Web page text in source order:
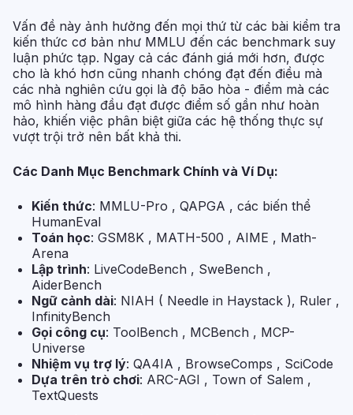
Vấn đề này ảnh hưởng đến mọi thứ từ các bài kiểm tra
kiến thức cơ bản như MMLU đến các benchmark suy
luận phức tạp. Ngay cả các đánh giá mới hơn, được
cho là khó hơn cũng nhanh chóng đạt đến điều mà
các nhà nghiên cứu gọi là độ bão hòa - điểm mà các
mô hình hàng đầu đạt được điểm số gần như hoàn
hảo, khiến việc phân biệt giữa các hệ thống thực sự
vượt trội trở nên bất khả thi.
Các Danh Mục Benchmark Chính và Ví Dụ:
Kiến thức: MMLU-Pro , QAPGA , các biến thể
HumanEval
Toán học: GSM8K , MATH-500 , AIME , Math-
Arena
Lập trình: LiveCodeBench , SweBench ,
AiderBench
Ngữ cảnh dài: NIAH ( Needle in Haystack ), Ruler ,
InfinityBench
Gọi công cụ: ToolBench , MCBench , MCP-
Universe
Nhiệm vụ trợ lý: QA4IA , BrowseComps , SciCode
Dựa trên trò chơi: ARC-AGI , Town of Salem ,
TextQuests